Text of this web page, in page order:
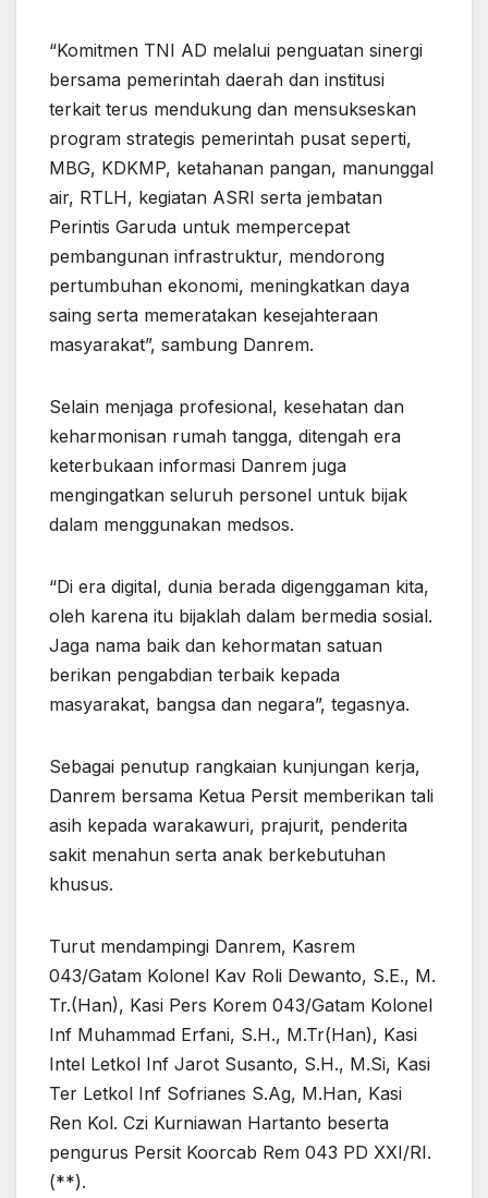
“Komitmen TNI AD melalui penguatan sinergi
bersama pemerintah daerah dan institusi
terkait terus mendukung dan mensukseskan
program strategis pemerintah pusat seperti,
MBG, KDKMP, ketahanan pangan, manunggal
air, RTLH, kegiatan ASRI serta jembatan
Perintis Garuda untuk mempercepat
pembangunan infrastruktur, mendorong
pertumbuhan ekonomi, meningkatkan daya
saing serta memeratakan kesejahteraan
masyarakat”, sambung Danrem.
Selain menjaga profesional, kesehatan dan
keharmonisan rumah tangga, ditengah era
keterbukaan informasi Danrem juga
mengingatkan seluruh personel untuk bijak
dalam menggunakan medsos.
“Di era digital, dunia berada digenggaman kita,
oleh karena itu bijaklah dalam bermedia sosial.
Jaga nama baik dan kehormatan satuan
berikan pengabdian terbaik kepada
masyarakat, bangsa dan negara”, tegasnya.
Sebagai penutup rangkaian kunjungan kerja,
Danrem bersama Ketua Persit memberikan tali
asih kepada warakawuri, prajurit, penderita
sakit menahun serta anak berkebutuhan
khusus.
Turut mendampingi Danrem, Kasrem
043/Gatam Kolonel Kav Roli Dewanto, S.E., M.
Tr.(Han), Kasi Pers Korem 043/Gatam Kolonel
Inf Muhammad Erfani, S.H., M.Tr(Han), Kasi
Intel Letkol Inf Jarot Susanto, S.H., M.Si, Kasi
Ter Letkol Inf Sofrianes S.Ag, M.Han, Kasi
Ren Kol. Czi Kurniawan Hartanto beserta
pengurus Persit Koorcab Rem 043 PD XXI/RI.
(**).